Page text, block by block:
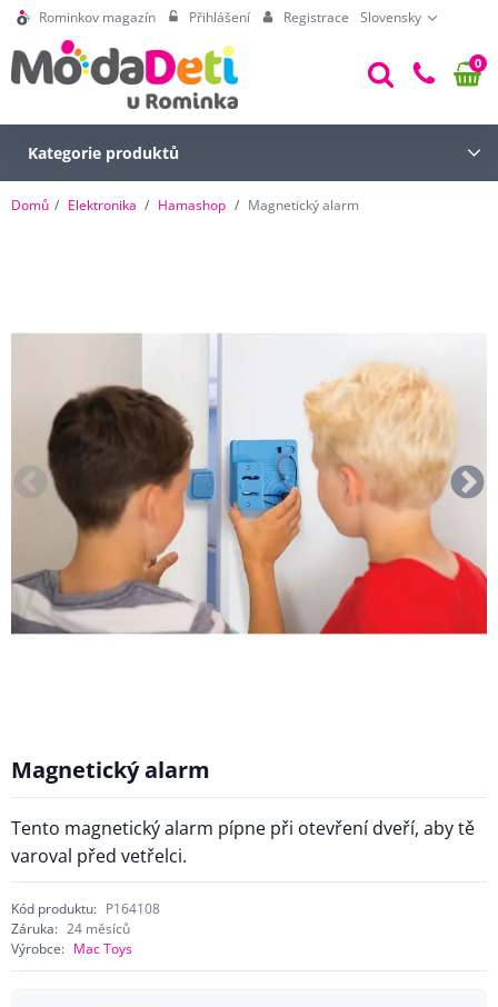
Rominkov magazín Přihlášení Registrace Slovensky
0
Kategorie produktů
Domů Elektronika Hamashop Magnetický alarm
Magnetický alarm
Tento magnetický alarm pípne při otevření dveří, aby tě
varoval před vetřelci.
Kód produktu: P164108
Záruka: 24 měsíců
Výrobce: Mac Toys